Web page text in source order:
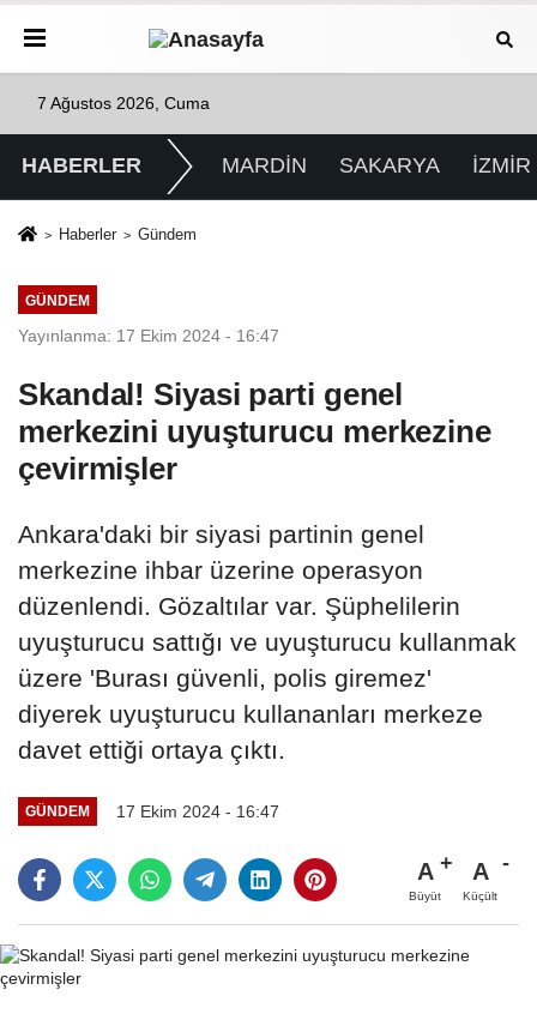
7 Ağustos 2026, Cuma
HABERLER MARDİN SAKARYA İZMİR
Haberler Gündem
GÜNDEM
Yayınlanma: 17 Ekim 2024 - 16:47
Skandal! Siyasi parti genel
merkezini uyuşturucu merkezine
çevirmişler
Ankara'daki bir siyasi partinin genel
merkezine ihbar üzerine operasyon
düzenlendi. Gözaltılar var. Şüphelilerin
uyuşturucu sattığı ve uyuşturucu kullanmak
üzere 'Burası güvenli, polis giremez'
diyerek uyuşturucu kullananları merkeze
davet ettiği ortaya çıktı.
GÜNDEM 17 Ekim 2024 - 16:47
A
Büyüt
A
Küçült